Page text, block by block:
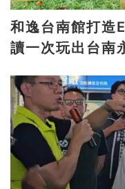
和逸台南館打
讀一次玩出台南